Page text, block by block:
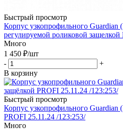
Быстрый просмотр
Корпус узкопрофильного Guardian
регулируемой роликовой защелкой
Много
1 450 ₽/шт
-
+
В корзину
Быстрый просмотр
Корпус узкопрофильного Guardian
PROFI 25.11.24 /123:253/
Много